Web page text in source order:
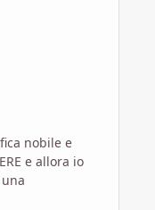
nobile e
e allora io